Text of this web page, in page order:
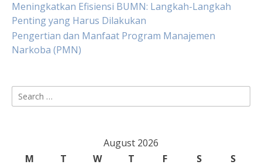
Meningkatkan Efisiensi BUMN: Langkah-Langkah
Penting yang Harus Dilakukan
Pengertian dan Manfaat Program Manajemen
Narkoba (PMN)
Search
for:
August 2026
M
T W T F S
S